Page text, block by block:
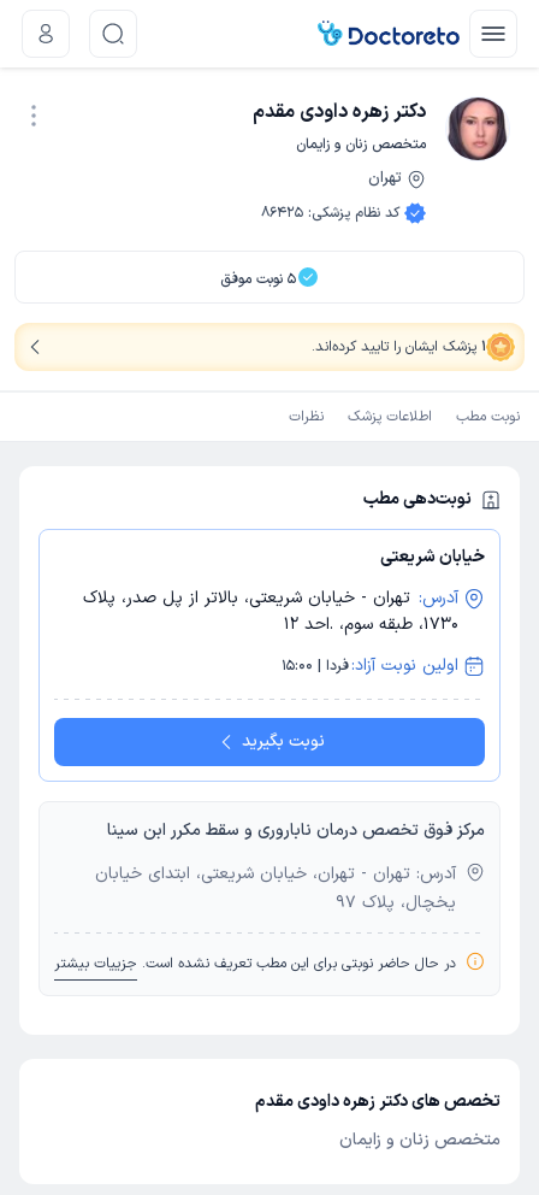
دکتر زهره داودی مقدم
متخصص زنان و زایمان
تهران
کد نظام پزشکی:
86425
5 نوبت موفق
1 پزشک ایشان را تایید کرده‌اند.
نوبت مطب اطلاعات پزشک نظرات
نوبت‌دهی مطب
خیابان شریعتی
آدرس: تهران - خیابان شریعتی، بالاتر از پل صدر، پلاک
1730، طبقه سوم، .احد 12
اولین نوبت آزاد:فردا | 15:00
نوبت بگیرید
مرکز فوق تخصص درمان ناباروری و سقط مکرر ابن سینا
آدرس: تهران - تهران، خیابان شریعتی، ابتدای خیابان
یخچال، پلاک 97
در حال حاضر نوبتی برای این مطب تعریف نشده است. جزییات بیشتر
تخصص های دکتر زهره داودی مقدم
متخصص زنان و زایمان